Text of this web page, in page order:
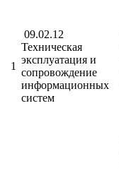
1
09.02.12
Техническая
эксплуатация и
сопровождение
информационных
систем